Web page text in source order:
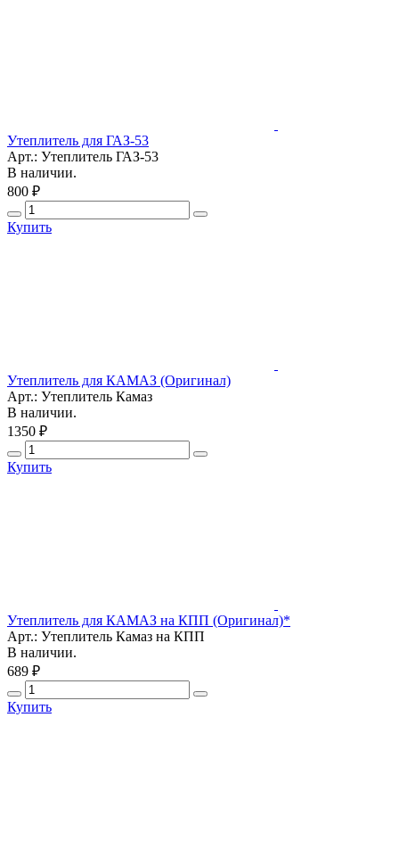
Утеплитель для ГАЗ-53
Арт.: Утеплитель ГАЗ-53
В наличии.
800 ₽
Купить
Утеплитель для КАМАЗ (Оригинал)
Арт.: Утеплитель Камаз
В наличии.
1350 ₽
Купить
Утеплитель для КАМАЗ на КПП (Оригинал)*
Арт.: Утеплитель Камаз на КПП
В наличии.
689 ₽
Купить